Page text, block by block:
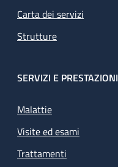
Carta dei servizi
Strutture
SERVIZI E PRESTAZIONI
Malattie
Visite ed esami
Trattamenti